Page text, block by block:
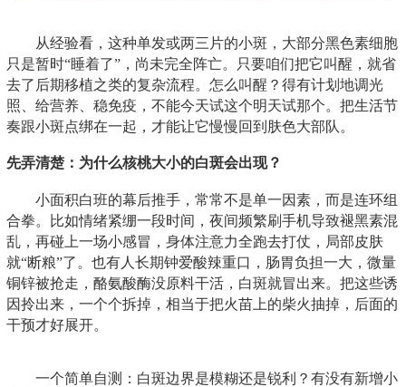
从经验看，这种单发或两三片的小斑，大部分黑色素细胞
只是暂时“睡着了”，尚未完全阵亡。只要咱们把它叫醒，就省
去了后期移植之类的复杂流程。怎么叫醒？得有计划地调光
照、给营养、稳免疫，不能今天试这个明天试那个。把生活节
奏跟小斑点绑在一起，才能让它慢慢回到肤色大部队。
先弄清楚：为什么核桃大小的白斑会出现？
小面积白班的幕后推手，常常不是单一因素，而是连环组
合拳。比如情绪紧绷一段时间，夜间频繁刷手机导致褪黑素混
乱，再碰上一场小感冒，身体注意力全跑去打仗，局部皮肤
就“断粮”了。也有人长期钟爱酸辣重口，肠胃负担一大，微量
铜锌被抢走，酪氨酸酶没原料干活，白斑就冒出来。把这些诱
因拎出来，一个个拆掉，相当于把火苗上的柴火抽掉，后面的
干预才好展开。
一个简单自测：白斑边界是模糊还是锐利？有没有新增小